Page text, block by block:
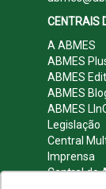
CENTRAIS
A ABMES
ABMES
ABMES
ABMES
ABMES
Legislação
Central
Imprensa
Central do